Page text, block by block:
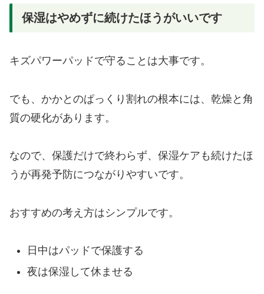
保湿はやめずに続けたほうがいいです
キズパワーパッドで守ることは大事です。
でも、かかとのぱっくり割れの根本には、乾燥と角
質の硬化があります。
なので、保護だけで終わらず、保湿ケアも続けたほ
うが再発予防につながりやすいです。
おすすめの考え方はシンプルです。
日中はパッドで保護する
夜は保湿して休ませる